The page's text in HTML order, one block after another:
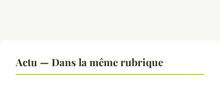
Actu — Dans la même rubrique